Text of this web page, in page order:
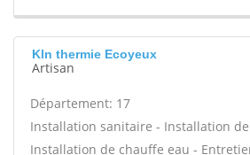
Kln thermie Ecoyeux
Artisan
Département: 17
Installation sanitaire - Installation
Installation de chauffe eau -